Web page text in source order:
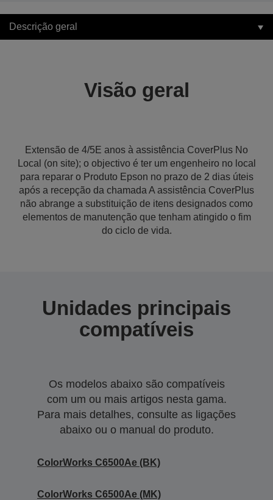
Descrição geral
Visão geral
Extensão de 4/5E anos à assistência CoverPlus No
Local (on site); o objectivo é ter um engenheiro no local
para reparar o Produto Epson no prazo de 2 dias úteis
após a recepção da chamada A assistência CoverPlus
não abrange a substituição de itens designados como
elementos de manutenção que tenham atingido o fim
do ciclo de vida.
Unidades principais
compatíveis
Os modelos abaixo são compatíveis
com um ou mais artigos nesta gama.
Para mais detalhes, consulte as ligações
abaixo ou o manual do produto.
ColorWorks C6500Ae (BK)
ColorWorks C6500Ae (MK)